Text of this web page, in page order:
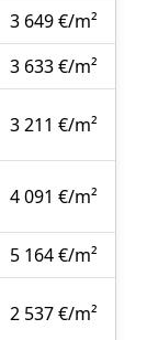
3 649 €/m²
3 633 €/m²
3 211 €/m²
4 091 €/m²
5 164 €/m²
2 537 €/m²